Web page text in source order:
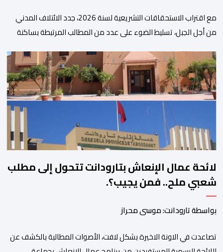
مع اقتراب الاستحقاقات التشريعية لسنة 2026، جدد الائتلاف المدني
من أجل الجبل، تسليط الضوء على عدد من المطالب المرتبطة بساكنة
فيها الأحزاب السياسية، إلى ادراج 10 التزامات ضمن برامجها الانتخابية
المنتظرة، في إطار تعاقد سياسي مع المناطق الجبلية والانتقال من
الوعود الانتخابية إلى التزامات عملية […]
لائحة عمال الإنعاش بتارودانت تتحول إلى مطلب
شعبي ملح.. فمن يجيب؟.
بواسطة تارودانت: موسى محراز
تصاعدت في الاونة الاخيرة بشكل لافت، الأصوات المطالبة بالكشف عن